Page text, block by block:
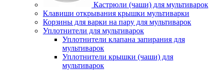
Кастрюли (чаши) для мультиварок
Клавиши открывания крышки мультиварки
Корзины для варки на пару для мультиварок
Уплотнители для мультиварок
Уплотнители клапана запирания для
мультиварок
Уплотнители крышки (чаши) для
мультиварок